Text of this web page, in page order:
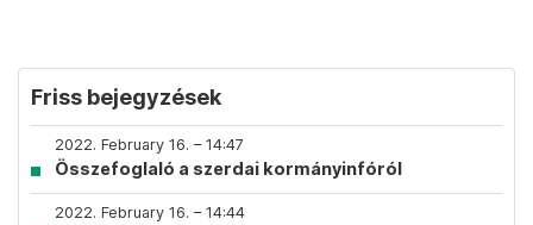
Friss bejegyzések
2022. February 16. – 14:47
Összefoglaló a szerdai kormányinfóról
2022. February 16. – 14:44